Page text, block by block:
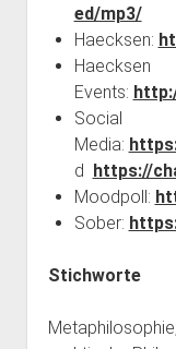
ed/mp3/
Haecksen:
Haecksen
Events:
Social
Media:
d
https://
Moodpoll:
Sober:
Stichworte